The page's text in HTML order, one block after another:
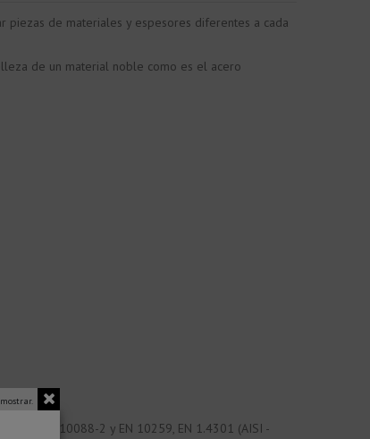
de materiales y espesores diferentes a cada
de un material noble como es el acero
EN 10088-2 y EN 10259, EN 1.4301 (AISI -